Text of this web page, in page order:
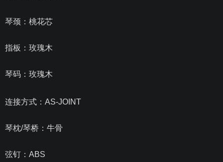
琴颈：桃花芯
指板：玫瑰木
琴码：玫瑰木
连接方式：AS-JOINT
琴枕/琴桥：牛骨
弦钉：ABS